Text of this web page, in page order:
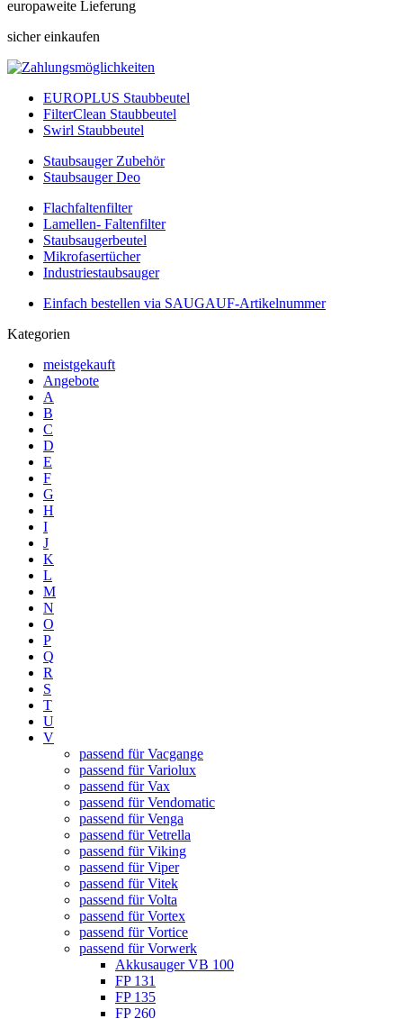
europaweite Lieferung
sicher einkaufen
EUROPLUS Staubbeutel
FilterClean Staubbeutel
Swirl Staubbeutel
Staubsauger Zubehör
Staubsauger Deo
Flachfaltenfilter
Lamellen- Faltenfilter
Staubsaugerbeutel
Mikrofasertücher
Industriestaubsauger
Einfach bestellen via SAUGAUF-Artikelnummer
Kategorien
meistgekauft
Angebote
A
B
C
D
E
F
G
H
I
J
K
L
M
N
O
P
Q
R
S
T
U
V
passend für Vacgange
passend für Variolux
passend für Vax
passend für Vendomatic
passend für Venga
passend für Vetrella
passend für Viking
passend für Viper
passend für Vitek
passend für Volta
passend für Vortex
passend für Vortice
passend für Vorwerk
Akkusauger VB 100
FP 131
FP 135
FP 260